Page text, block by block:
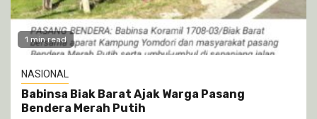
1 min read
NASIONAL
Babinsa Biak Barat Ajak Warga Pasang
Bendera Merah Putih